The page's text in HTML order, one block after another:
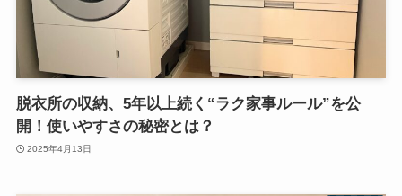
脱衣所の収納、5年以上続く“ラク家事ルール”を公
開！使いやすさの秘密とは？
2025年4月13日